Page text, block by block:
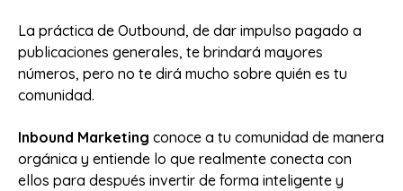
La práctica de Outbound, de dar impulso pagado a
publicaciones generales, te brindará mayores
números, pero no te dirá mucho sobre quién es tu
comunidad.
Inbound Marketing conoce a tu comunidad de manera
orgánica y entiende lo que realmente conecta con
ellos para después invertir de forma inteligente y